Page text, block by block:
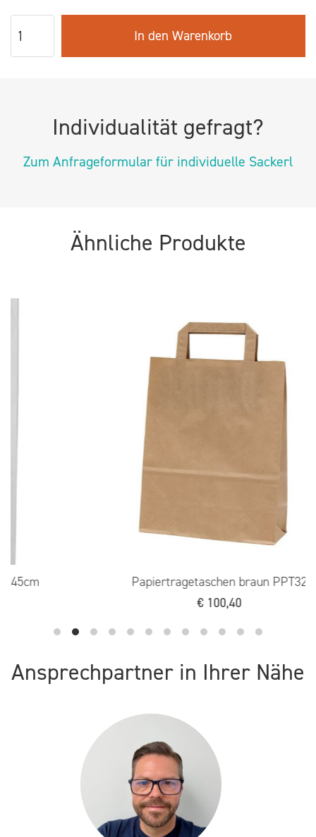
In den Warenkorb
Individualität gefragt?
Zum Anfrageformular für individuelle Sackerl
Ähnliche Produkte
Papiertragetaschen braun PPT32
100,40
Ansprechpartner in Ihrer Nähe